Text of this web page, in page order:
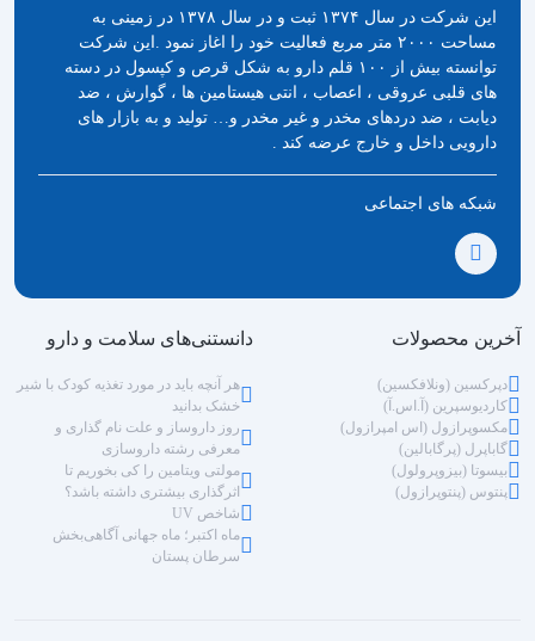
این شرکت در سال ۱۳۷۴ ثبت و در سال ۱۳۷۸ در زمینی به
مساحت ۲۰۰۰ متر مربع فعالیت خود را اغاز نمود .این شرکت
توانسته بیش از ۱۰۰ قلم دارو به شکل قرص و کپسول در دسته
های قلبی عروقی ، اعصاب ، انتی هیستامین ها ، گوارش ، ضد
دیابت ، ضد دردهای مخدر و غیر مخدر و… تولید و به بازار های
دارویی داخل و خارج عرضه کند .
شبکه های اجتماعی
آخرین محصولات
دپرکسین (ونلافکسین)
کاردیوسپرین (آ.اس.آ)
مکسوپرازول (اس امپرازول)
گاباپرل (پرگابالین)
بیسوتا (بیزوپرولول)
پنتوس (پنتوپرازول)
دانستنی‌های سلامت و دارو
هر آنچه باید در مورد تغذیه کودک با شیر
خشک بدانید
روز داروساز و علت نام گذاری و
معرفی رشته داروسازی
مولتی ویتامین را کی بخوریم تا
اثرگذاری بیشتری داشته باشد؟
شاخص UV
ماه اکتبر؛ ماه جهانی آگاهی‌بخش
سرطان پستان